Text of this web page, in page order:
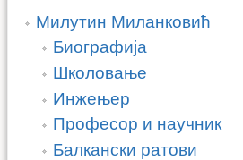
Милутин Миланковић
Биографија
Школовање
Инжењер
Професор и научник
Балкански ратови